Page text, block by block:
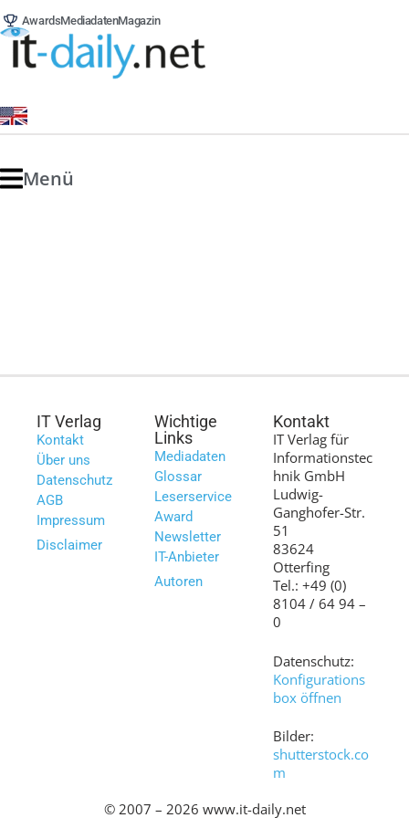
AwardsMediadatenMagazin
Menü
IT Verlag
Kontakt
Über uns
Datenschutz
AGB
Impressum
Disclaimer
Wichtige
Links
Mediadaten
Glossar
Leserservice
Award
Newsletter
IT-Anbieter
Autoren
Kontakt
IT Verlag für
Informationstec
hnik GmbH
Ludwig-
Ganghofer-Str.
51
83624
Otterfing
Tel.: +49 (0)
8104 / 64 94 –
0
Datenschutz:
Konfigurations
box öffnen
Bilder:
shutterstock.co
m
© 2007 – 2026 www.it-daily.net